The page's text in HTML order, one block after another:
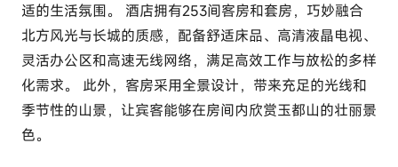
适的生活氛围。 酒店拥有253间客房和套房，巧妙融合
北方风光与长城的质感，配备舒适床品、高清液晶电视、
灵活办公区和高速无线网络，满足高效工作与放松的多样
化需求。 此外，客房采用全景设计，带来充足的光线和
季节性的山景，让宾客能够在房间内欣赏玉都山的壮丽景
色。